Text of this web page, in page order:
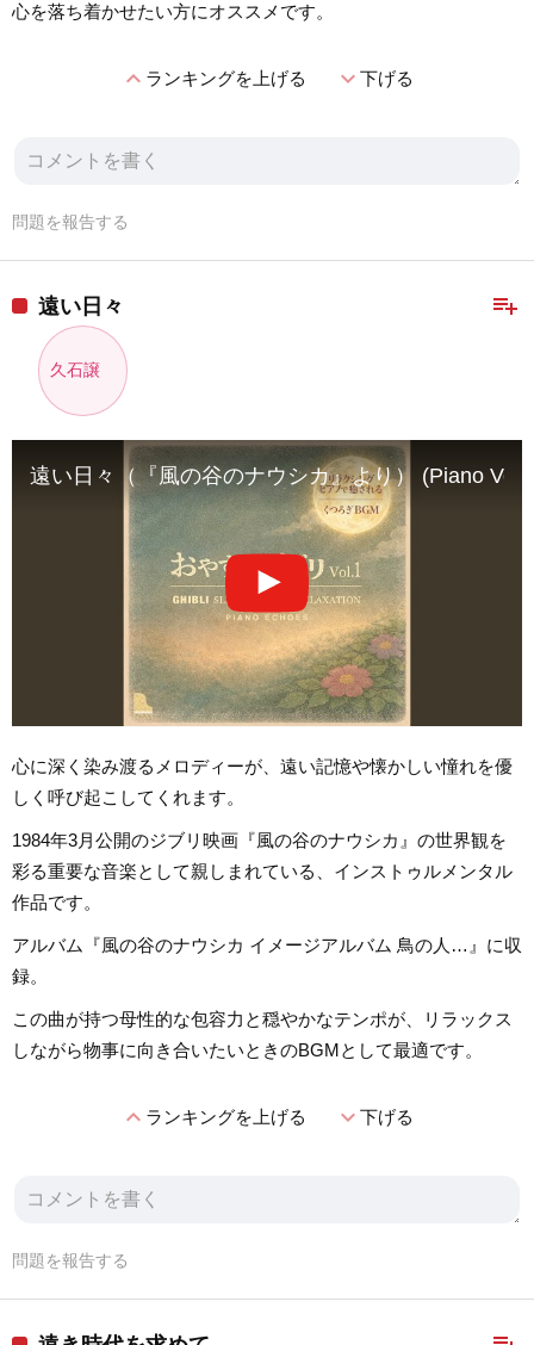
心を落ち着かせたい方にオススメです。
expand_lessランキングを上げる expand_more下げる
問題を報告する
playlist_add
遠い日々
久石譲
遠い日々（『風の谷のナウシカ』より） (Piano Ver.)
心に深く染み渡るメロディーが、遠い記憶や懐かしい憧れを優
しく呼び起こしてくれます。
1984年3月公開のジブリ映画『風の谷のナウシカ』の世界観を
彩る重要な音楽として親しまれている、インストゥルメンタル
作品です。
アルバム『風の谷のナウシカ イメージアルバム 鳥の人…』に収
録。
この曲が持つ母性的な包容力と穏やかなテンポが、リラックス
しながら物事に向き合いたいときのBGMとして最適です。
expand_lessランキングを上げる expand_more下げる
問題を報告する